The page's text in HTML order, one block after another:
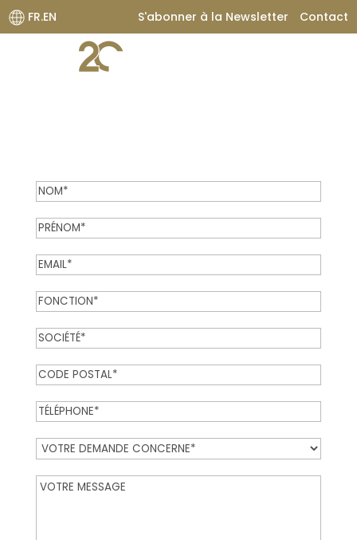
FR.EN S'abonner à la Newsletter Contact
NOM*(Nécessaire)
PRÉNOM*
EMAIL*(Nécessaire)
FONCTION*
SOCIÉTÉ*
CODE
POSTAL*
(Nécessaire)
TÉLÉPHONE*
VOTRE
DEMANDE
CONCERNE*
(Nécessaire)
VOTRE